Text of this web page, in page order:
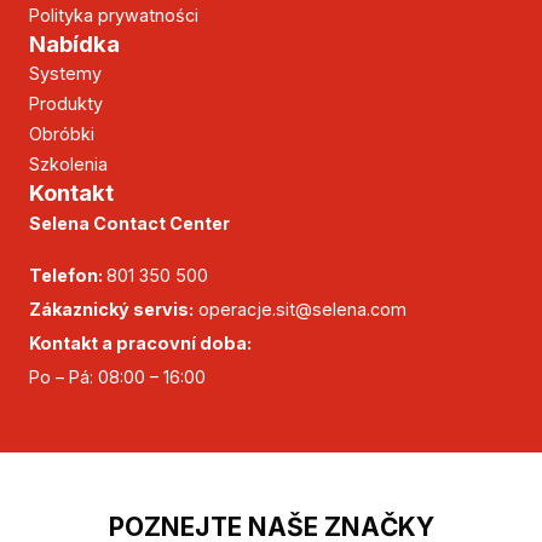
Polityka prywatności
Nabídka
Systemy
Produkty
Obróbki
Szkolenia
Kontakt
Selena Contact Center
Telefon: 801 350 500
Zákaznický servis: operacje.sit@selena.com
Kontakt a pracovní doba:
Po – Pá: 08:00 – 16:00
POZNEJTE NAŠE ZNAČKY